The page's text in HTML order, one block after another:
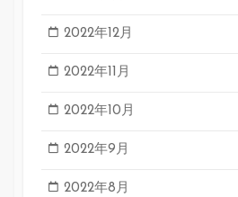
2022年12月
2022年11月
2022年10月
2022年9月
2022年8月